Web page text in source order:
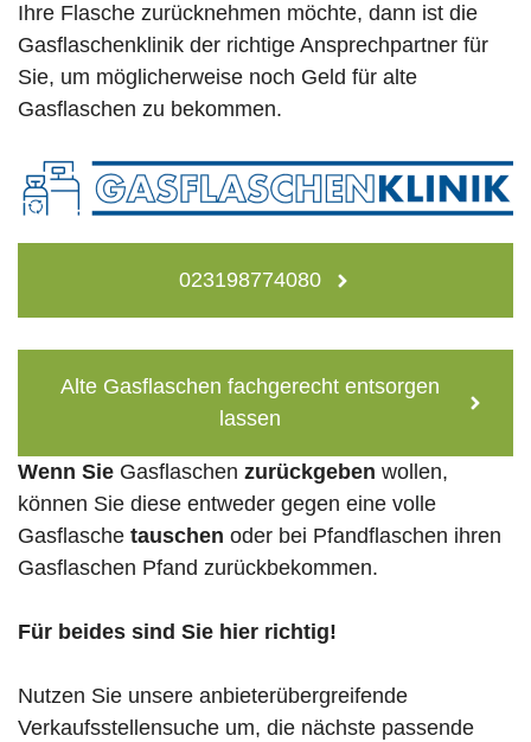
Ihre Flasche zurücknehmen möchte, dann ist die
Gasflaschenklinik der richtige Ansprechpartner für
Sie, um möglicherweise noch Geld für alte
Gasflaschen zu bekommen.
023198774080
Alte Gasflaschen fachgerecht entsorgen
lassen
Wenn Sie Gasflaschen zurückgeben wollen,
können Sie diese entweder gegen eine volle
Gasflasche tauschen oder bei Pfandflaschen ihren
Gasflaschen Pfand zurückbekommen.
Für beides sind Sie hier richtig!
Nutzen Sie unsere anbieterübergreifende
Verkaufsstellensuche um, die nächste passende